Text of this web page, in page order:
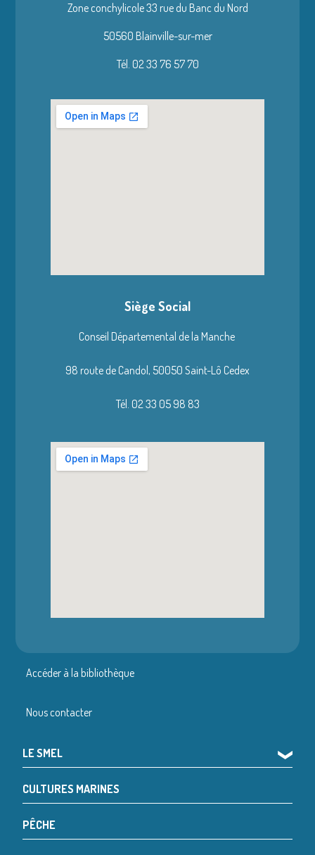
Zone conchylicole 33 rue du Banc du Nord
50560 Blainville-sur-mer
Tél. 02 33 76 57 70
Siège Social
Conseil Départemental de la Manche
98 route de Candol, 50050 Saint-Lô Cedex
Tél. 02 33 05 98 83
Accéder à la bibliothèque
Nous contacter
LE SMEL ❯
CULTURES MARINES
PÊCHE